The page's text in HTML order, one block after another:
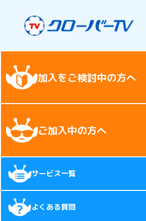
加入をご検討中の方へ
ご加入中の方へ
サービス一覧
よくある質問